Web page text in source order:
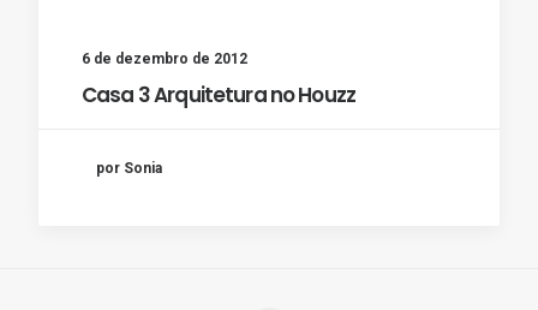
6 de dezembro de 2012
Casa 3 Arquitetura no Houzz
por Sonia